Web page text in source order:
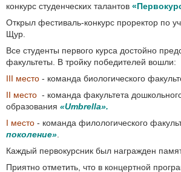
конкурс студенческих талантов
Открыл фестиваль-конкурс проректор по
Щур.
Все студенты первого курса достойно
факультеты. В тройку победителей вошли:
III место - команда биологического
II место - команда факультета
образования «Umbrella».
I место - команда филологического
поколение»
Каждый первокурсник был награжден
Приятно отметить, что в концертной